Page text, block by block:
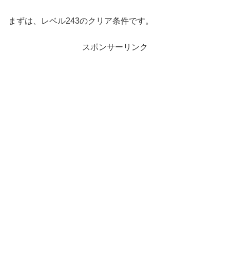
まずは、レベル243のクリア条件です。
スポンサーリンク